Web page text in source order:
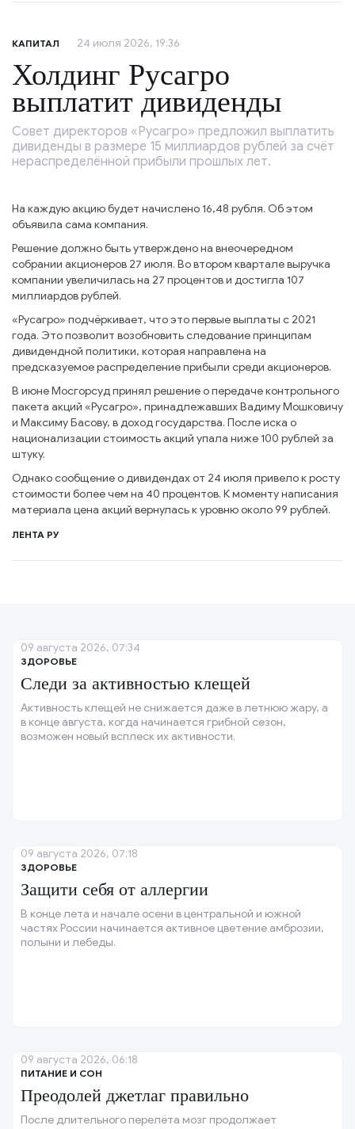
КАПИТАЛ 24 июля 2026, 19:36
Холдинг Русагро
выплатит дивиденды
Совет директоров «Русагро» предложил выплатить
дивиденды в размере 15 миллиардов рублей за счёт
нераспределённой прибыли прошлых лет.
На каждую акцию будет начислено 16,48 рубля. Об этом
объявила сама компания.
Решение должно быть утверждено на внеочередном
собрании акционеров 27 июля. Во втором квартале выручка
компании увеличилась на 27 процентов и достигла 107
миллиардов рублей.
«Русагро» подчёркивает, что это первые выплаты с 2021
года. Это позволит возобновить следование принципам
дивидендной политики, которая направлена на
предсказуемое распределение прибыли среди акционеров.
В июне Мосгорсуд принял решение о передаче контрольного
пакета акций «Русагро», принадлежавших Вадиму Мошковичу
и Максиму Басову, в доход государства. После иска о
национализации стоимость акций упала ниже 100 рублей за
штуку.
Однако сообщение о дивидендах от 24 июля привело к росту
стоимости более чем на 40 процентов. К моменту написания
материала цена акций вернулась к уровню около 99 рублей.
ЛЕНТА РУ
ЗДОРОВЬЕ
Следи за активностью клещей
Активность клещей не снижается даже в летнюю жару, а
в конце августа, когда начинается грибной сезон,
возможен новый всплеск их активности.
09 августа 2026, 07:34
ЗДОРОВЬЕ
Защити себя от аллергии
В конце лета и начале осени в центральной и южной
частях России начинается активное цветение амброзии,
полыни и лебеды.
09 августа 2026, 07:18
ПИТАНИЕ И СОН
Преодолей джетлаг правильно
После длительного перелёта мозг продолжает
09 августа 2026, 06:18